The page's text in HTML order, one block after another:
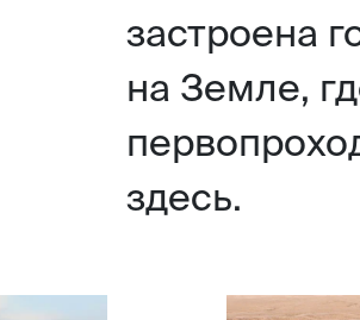
застроена
на Земле,
здесь.